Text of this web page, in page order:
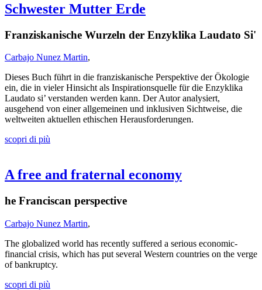
Schwester Mutter Erde
Franziskanische Wurzeln der Enzyklika Laudato Si'
Carbajo Nunez Martin,
Dieses Buch führt in die franziskanische Perspektive der Ökologie
ein, die in vieler Hinsicht als Inspirationsquelle für die Enzyklika
Laudato si’ verstanden werden kann. Der Autor analysiert,
ausgehend von einer allgemeinen und inklusiven Sichtweise, die
weltweiten aktuellen ethischen Herausforderungen.
scopri di più
A free and fraternal economy
he Franciscan perspective
Carbajo Nunez Martin,
The globalized world has recently suffered a serious economic-
financial crisis, which has put several Western countries on the verge
of bankruptcy.
scopri di più